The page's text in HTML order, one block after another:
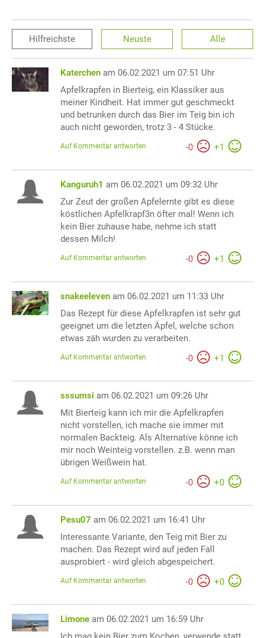
Hilfreichste Neuste Alle
Katerchen am 06.02.2021 um 07:51 Uhr
Apfelkrapfen in Bierteig, ein Klassiker aus
meiner Kindheit. Hat immer gut geschmeckt
und betrunken durch das Bier im Teig bin ich
auch nicht geworden, trotz 3 - 4 Stücke.
-0 +1
Auf Kommentar antworten
Kanguruh1 am 06.02.2021 um 09:32 Uhr
Zur Zeut der großen Apfelernte gibt es diese
köstlichen Apfelkrapf3n öfter mal! Wenn ich
kein Bier zuhause habe, nehme ich statt
dessen Milch!
-0 +1
Auf Kommentar antworten
snakeeleven am 06.02.2021 um 11:33 Uhr
Das Rezept für diese Apfelkrapfen ist sehr gut
geeignet um die letzten Äpfel, welche schon
etwas zäh wurden zu verarbeiten.
-0 +1
Auf Kommentar antworten
sssumsi am 06.02.2021 um 09:26 Uhr
Mit Bierteig kann ich mir die Apfelkrapfen
nicht vorstellen, ich mache sie immer mit
normalen Backteig. Als Alternative könne ich
mir noch Weinteig vorstellen. z.B. wenn man
übrigen Weißwein hat.
-0 +0
Auf Kommentar antworten
Pesu07 am 06.02.2021 um 16:41 Uhr
Interessante Variante, den Teig mit Bier zu
machen. Das Rezept wird auf jeden Fall
ausprobiert - wird gleich abgespeichert.
-0 +0
Auf Kommentar antworten
Limone am 06.02.2021 um 16:59 Uhr